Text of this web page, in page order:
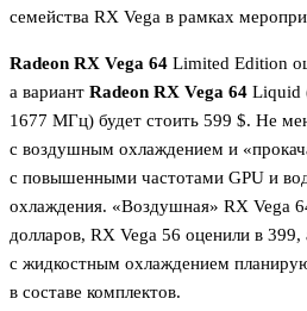
семейства RX Vega в рамках
Radeon RX Vega 64 Limited Edition
а вариант Radeon RX Vega 64 Liquid
1677 МГц) будет стоить 599 $. Не
с воздушным охлаждением и
с повышенными частотами GPU и
охлаждения. «Воздушная» RX Vega
долларов, RX Vega 56 оценили в
с жидкостным охлаждением
в составе комплектов.